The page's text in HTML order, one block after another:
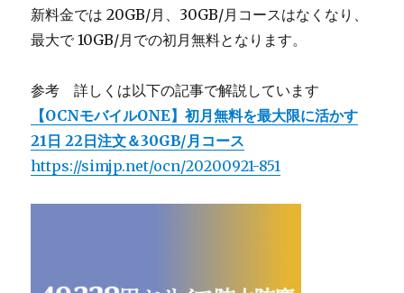
新料金では 20GB/月、30GB/月コースはなくなり、
最大で 10GB/月での初月無料となります。
参考 詳しくは以下の記事で解説しています
【OCNモバイルONE】初月無料を最大限に活かす
21日 22日注文＆30GB/月コース
https://simjp.net/ocn/20200921-851